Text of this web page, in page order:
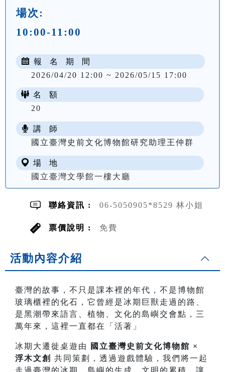
場次:
10:00-11:00
報 名 期 間
2026/04/20 12:00 ~ 2026/05/15 17:00
名 額
20
講 師
國立臺灣史前文化博物館研究助理王仲群
場 地
國立臺灣文學館一樓大廳
聯絡資訊 : 06-5050905*8529 林小姐
票價說明 : 免費
活動內容介紹
臺灣的故事，不只是課本裡的年代，不是博物館
玻璃櫃裡的化石，它曾經是冰期巨獸走過的路、
是黑潮帶來語言、植物、文化的島嶼交會點，三
萬年來，這裡一直都在「活著」
冰期大遷徙桌遊由
國立臺灣史前文化博物館 ×
浮木文創
共同策劃，透過遊戲體驗，我們將一起
走過臺灣的冰期、島嶼的生成、文明的累積，讓